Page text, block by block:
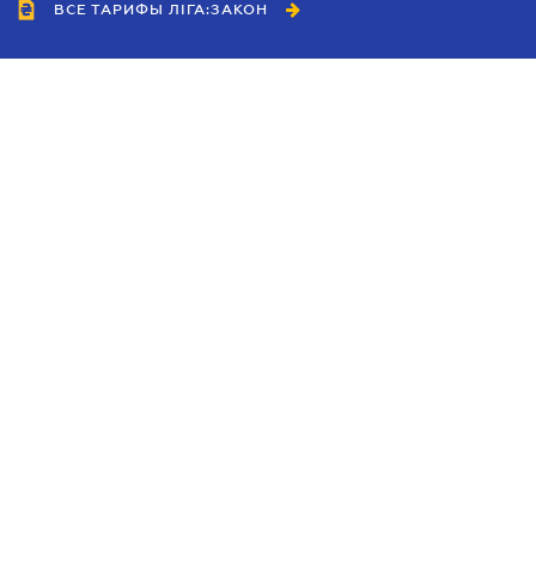
ВСЕ ТАРИФЫ ЛІГА:ЗАКОН